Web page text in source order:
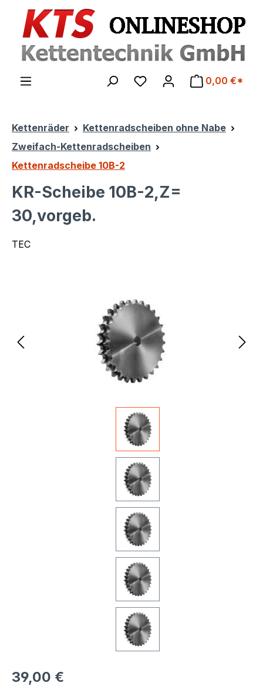
Zum Hauptinhalt springen
0,00 €*
Kettenräder
Kettenradscheiben ohne Nabe
Zweifach-Kettenradscheiben
Kettenradscheibe 10B-2
KR-Scheibe 10B-2,Z=
30,vorgeb.
TEC
Regulärer Preis:
39,00 €